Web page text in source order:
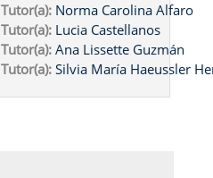
Tutor(a): Norma Carolina Alfaro
Tutor(a): Lucia Castellanos
Tutor(a): Ana Lissette Guzmán
Tutor(a): Silvia María Haeussler